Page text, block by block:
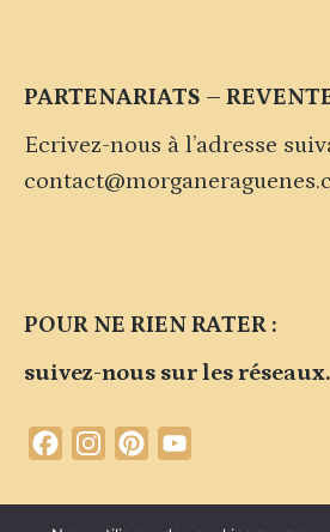
PARTENARIATS –
Ecrivez-nous à l’adresse
POUR NE RIEN RATER :
suivez-nous sur les réseaux.
FacebookInstagramPinterest